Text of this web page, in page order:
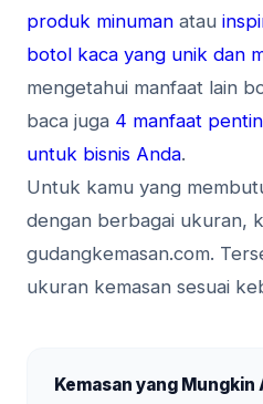
produk minuman atau
botol kaca yang unik dan
mengetahui manfaat lain
baca juga 4 manfaat
untuk bisnis Anda.
Untuk kamu yang
dengan berbagai ukuran,
gudangkemasan.com.
ukuran kemasan sesuai
Kemasan yang Mungkin